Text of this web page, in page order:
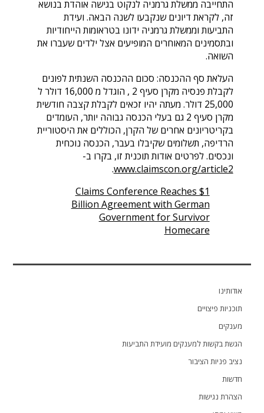
התחייבה ממשלת גרמניה לנקוט בגישה אוהדת בנושא
זה, לקראת דיונים שנקבעו לשנה הבאה. ועידת
התביעות וממשלת גרמניה ידונו בטראומות הייחודיות
ובתסמינים המאוחרים המופיעים אצל ילדים שעברו את
העלאת סף ההכנסה: סכום ההכנסה השנתית לפונים
לקבלת פנסיה מקרן סעיף 2 , הוגדל מ 16,000 דולר ל
25,000 דולר. מעתה יהיו זכאים לקבלת קצבה חודשית
מקרן סעיף 2 גם בעלי הכנסה גבוהה יותר, העומדים
בקריטריונים אחרים של הקרן, הכוללים את היסטוריית
הרדיפה, תשלומים שקיבלו בעבר, הכנסה נוכחית
ונכסים. לפרטים אודות תוכנית זו, בקרו ב-
www.claimscon.org/article2
.
Claims Conference Reaches $1
Billion Agreement with German
Government for Survivor
Homecare
פיצויים
בקשות למענקים מועידת התביעות
פניות הציבור
נגישות